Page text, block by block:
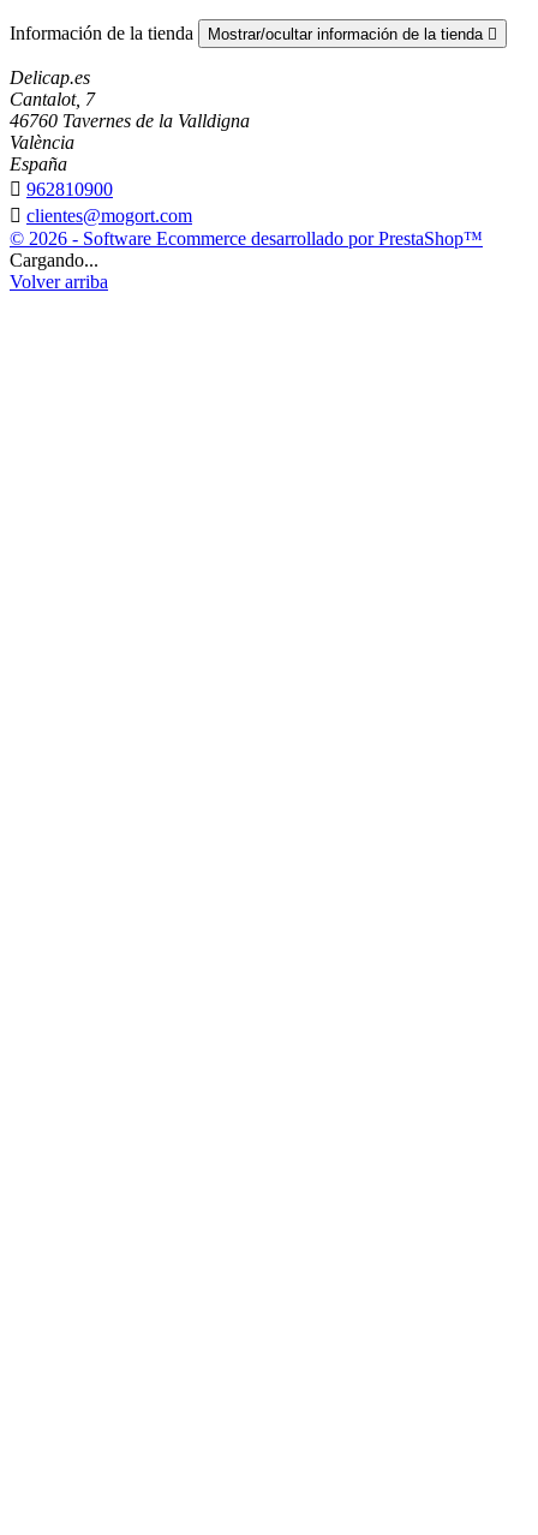
Información de la tienda Mostrar/ocultar información de la tienda 
Delicap.es
Cantalot, 7
46760 Tavernes de la Valldigna
València
España
 962810900
 clientes@mogort.com
© 2026 - Software Ecommerce desarrollado por PrestaShop™
Cargando...
Volver arriba